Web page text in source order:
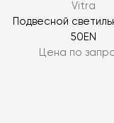
Vitra
Подвесной
50EN
Цена по